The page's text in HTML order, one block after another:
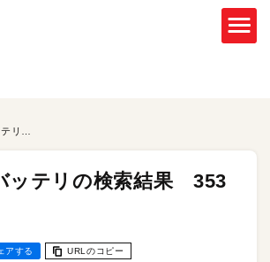
ッテリの検索結果 353
アする URLのコピー